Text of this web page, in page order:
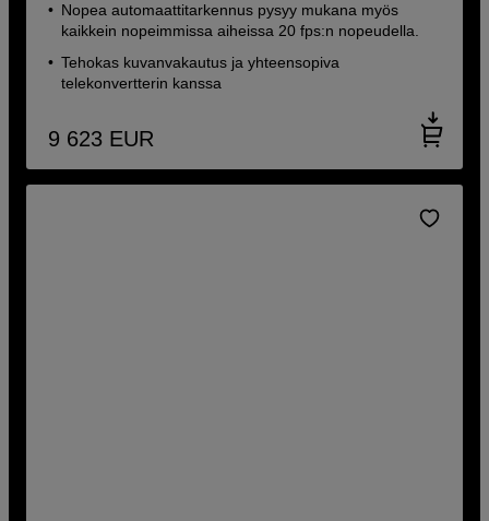
Nopea automaattitarkennus pysyy mukana myös
kaikkein nopeimmissa aiheissa 20 fps:n nopeudella.
Tehokas kuvanvakautus ja yhteensopiva
telekonvertterin kanssa
9 623 EUR